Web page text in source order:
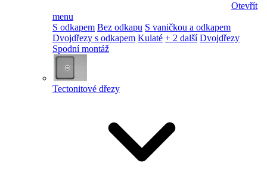
Otevřít
menu
S odkapem Bez odkapu S vaničkou a odkapem
Dvojdřezy s odkapem Kulaté + 2 další Dvojdřezy
Spodní montáž
Tectonitové dřezy